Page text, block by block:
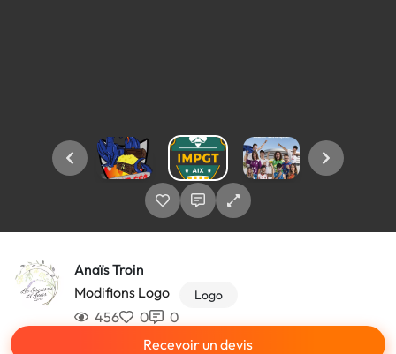
Anaïs Troin
Modifions Logo
Logo
456 0
0
Recevoir un devis